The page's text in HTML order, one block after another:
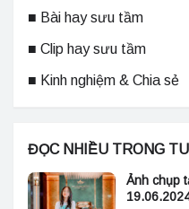
■ Bài hay sưu tầm
■ Clip hay sưu tầm
■ Kinh nghiệm & Chia sẻ
ĐỌC NHIỀU TRONG
Ảnh chụp